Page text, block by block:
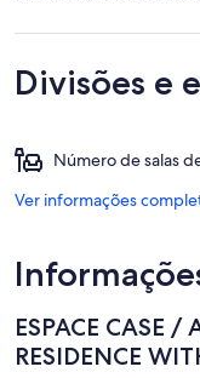
Divisões e
Número de salas
Ver informações
ESPACE CASE /
RESIDENCE